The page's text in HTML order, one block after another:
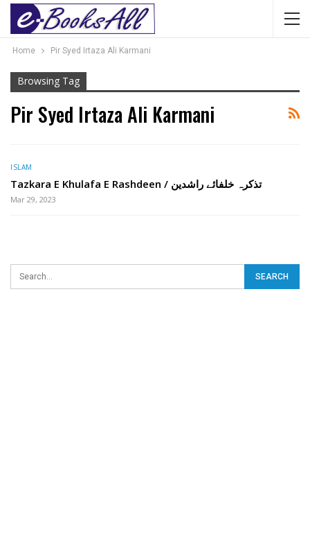
Home Pir Syed Irtaza Ali Karmani
Browsing Tag
Pir Syed Irtaza Ali Karmani
ISLAM
Tazkara E Khulafa E Rashdeen / تذکرہ خلفائے راشدین
Mar 29, 2023